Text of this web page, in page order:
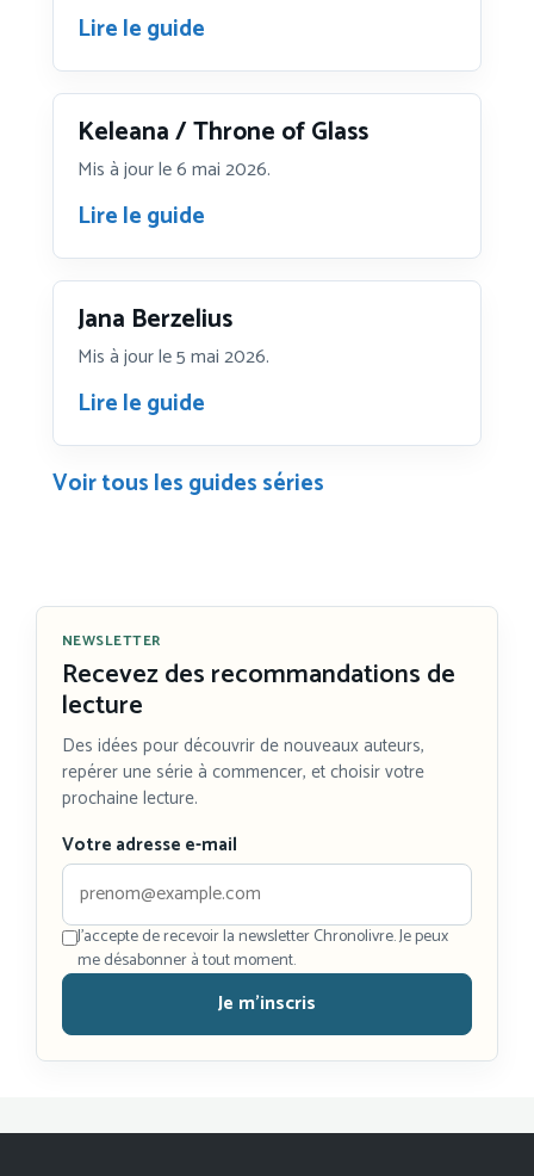
Lire le guide
Keleana / Throne of Glass
Mis à jour le 6 mai 2026.
Lire le guide
Jana Berzelius
Mis à jour le 5 mai 2026.
Lire le guide
Voir tous les guides séries
NEWSLETTER
Recevez des recommandations de
lecture
Des idées pour découvrir de nouveaux auteurs,
repérer une série à commencer, et choisir votre
prochaine lecture.
Votre adresse e-mail
J'accepte de recevoir la newsletter Chronolivre. Je peux
me désabonner à tout moment.